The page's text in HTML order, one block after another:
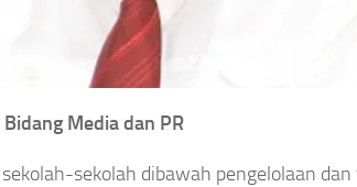
Media dan PR
sekolah-sekolah dibawah pengelolaan